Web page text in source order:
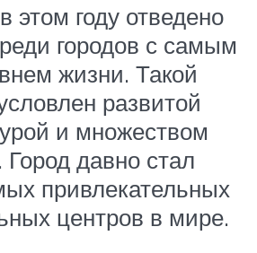
этом году отведено
городов с самым
жизни. Такой
развитой
и множеством
давно стал
привлекательных
центров в мире.